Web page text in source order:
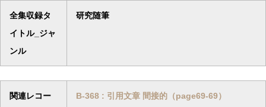
全集収録タ
イトル_ジャ
ンル
研究随筆
関連レコー
B-368 : 引用文章 間接的（page69-69）